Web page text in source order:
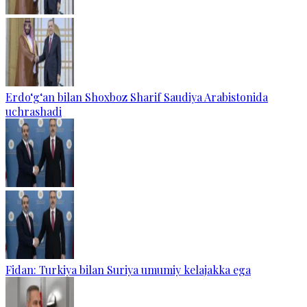
Erdo‘g‘an bilan Shoxboz Sharif Saudiya Arabistonida
uchrashadi
Fidan: Turkiya bilan Suriya umumiy kelajakka ega